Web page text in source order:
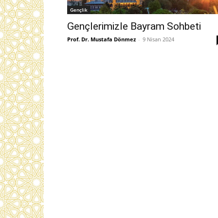
Gençlik
Gençlerimizle Bayram Sohbeti
Prof. Dr. Mustafa Dönmez - 9 Nisan 2024